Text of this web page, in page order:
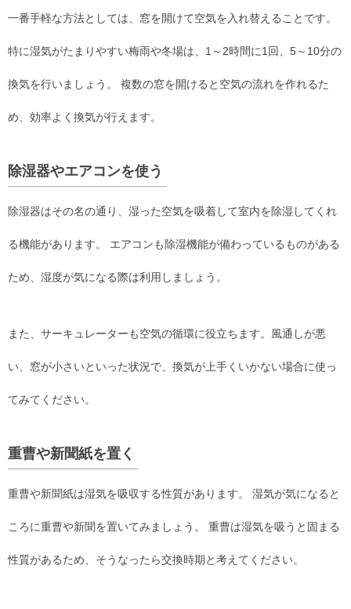
一番手軽な方法としては、窓を開けて空気を入れ替えることです。
特に湿気がたまりやすい梅雨や冬場は、1～2時間に1回、5～10分の
換気を行いましょう。 複数の窓を開けると空気の流れを作れるた
め、効率よく換気が行えます。
除湿器やエアコンを使う
除湿器はその名の通り、湿った空気を吸着して室内を除湿してくれ
る機能があります。 エアコンも除湿機能が備わっているものがある
ため、湿度が気になる際は利用しましょう。
また、サーキュレーターも空気の循環に役立ちます。風通しが悪
い、窓が小さいといった状況で、換気が上手くいかない場合に使っ
てみてください。
重曹や新聞紙を置く
重曹や新聞紙は湿気を吸収する性質があります。 湿気が気になると
ころに重曹や新聞を置いてみましょう。 重曹は湿気を吸うと固まる
性質があるため、そうなったら交換時期と考えてください。